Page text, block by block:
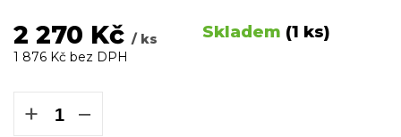
2 270 Kč / ks Skladem (1 ks)
1 876 Kč bez DPH
+ −